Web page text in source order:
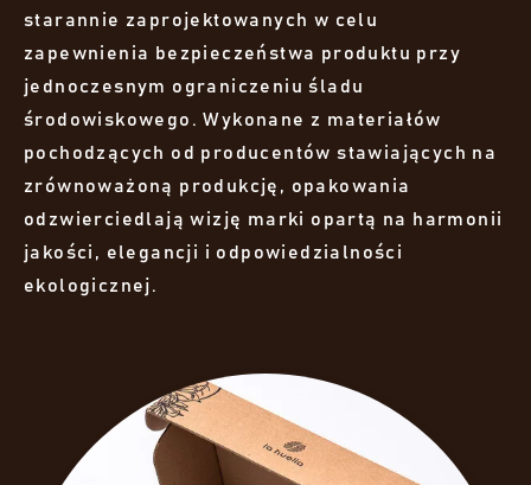
starannie zaprojektowanych w celu
zapewnienia bezpieczeństwa produktu przy
jednoczesnym ograniczeniu śladu
środowiskowego. Wykonane z materiałów
pochodzących od producentów stawiających na
zrównoważoną produkcję, opakowania
odzwierciedlają wizję marki opartą na harmonii
jakości, elegancji i odpowiedzialności
ekologicznej.